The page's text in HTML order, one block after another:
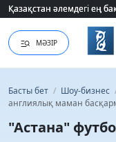
Қазақстан әлемдегі ең
Қазақстан әлемдегі ең
МӘЗІР
Басты бет / Шоу-бизнес
англиялық маман
"Астана"